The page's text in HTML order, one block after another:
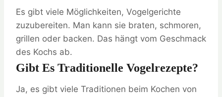
Es gibt viele Möglichkeiten, Vogelgerichte
zuzubereiten. Man kann sie braten, schmoren,
grillen oder backen. Das hängt vom Geschmack
des Kochs ab.
Gibt Es Traditionelle Vogelrezepte?
Ja, es gibt viele Traditionen beim Kochen von